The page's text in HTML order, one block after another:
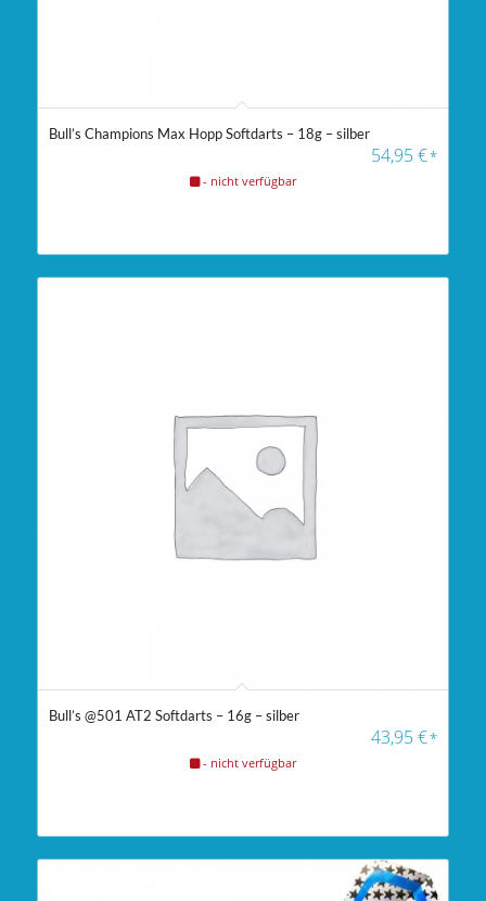
Bull’s Champions Max Hopp Softdarts – 18g – silber
54,95€*
- nicht verfügbar
Bull’s @501 AT2 Softdarts – 16g – silber
43,95€*
- nicht verfügbar